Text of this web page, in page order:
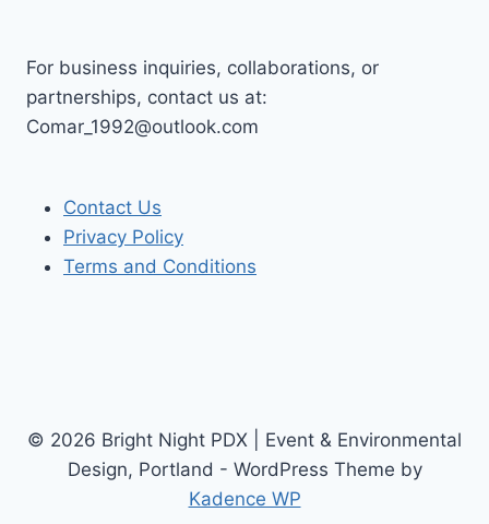
For business inquiries, collaborations, or
partnerships, contact us at:
Comar_1992@outlook.com
Contact Us
Privacy Policy
Terms and Conditions
© 2026 Bright Night PDX | Event & Environmental
Design, Portland - WordPress Theme by
Kadence WP